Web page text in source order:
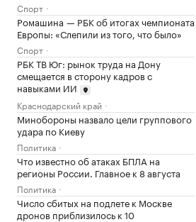
Спорт
Ромашина — РБК об итогах чемпионата
Европы: «Слепили из того, что было»
Спорт
РБК ТВ Юг: рынок труда на Дону
смещается в сторону кадров с
навыками ИИ
Краснодарский край
Минобороны назвало цели группового
удара по Киеву
Политика
Что известно об атаках БПЛА на
регионы России. Главное к 8 августа
Политика
Число сбитых на подлете к Москве
дронов приблизилось к 10